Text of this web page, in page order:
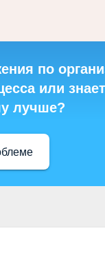
по
или
лучше?